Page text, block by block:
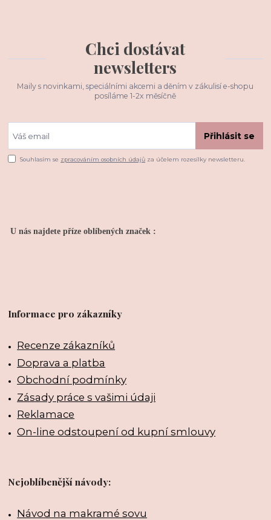
Chci dostávat
newsletters
Maily s novinkami, speciálními akcemi a děním v zákulisí e-shopu
posíláme 1-2x měsíčně
Přihlásit se
Souhlasím se zpracováním osobních údajů za účelem rozesílky newsletteru.
U nás najdete příze oblíbených značek :
Informace pro zákazníky
Recenze zákazníků
Doprava a platba
Obchodní podmínky
Zásady práce s vašimi údaji
Reklamace
On-line odstoupení od kupní smlouvy
Nejoblíbenější návody:
Návod na makramé sovu